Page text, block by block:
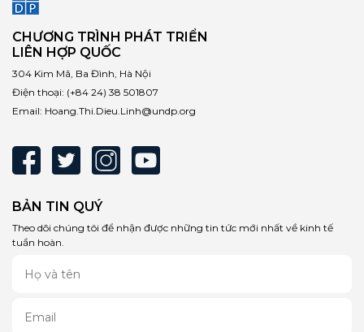
CHƯƠNG TRÌNH PHÁT TRIỂN
LIÊN HỢP QUỐC
304 Kim Mã, Ba Đình, Hà Nội
Điện thoại: (+84 24) 38 501807
Email: Hoang.Thi.Dieu.Linh@undp.org
BẢN TIN QUÝ
Theo dõi chúng tôi để nhận được những tin tức mới nhất về kinh tế
tuần hoàn.